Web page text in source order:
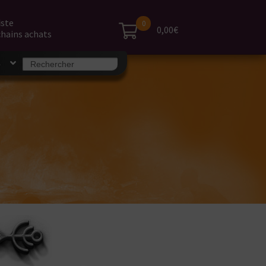
achats
Search
for:
0
0,00€